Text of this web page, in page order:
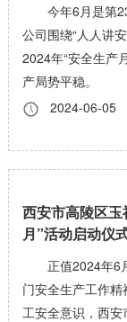
今年6月是第
公司围绕“人人讲
2024年“安全生产
产局势平稳。
2024-06-05
西安市高陵区
月”活动启动仪
正值2024年6
门安全生产工作
工安全意识，西